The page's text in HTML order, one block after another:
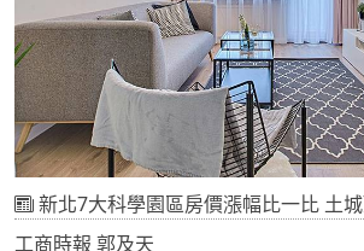
新北7大科學園區房價漲幅比一比 土城頂
工商時報 郭及天